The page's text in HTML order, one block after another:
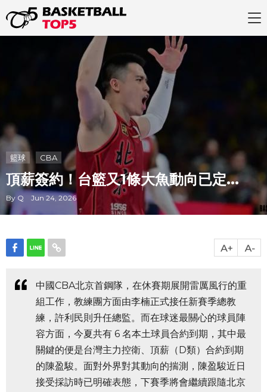
籃球 CBA
頂薪簽約！台籃又1條大魚動向已定...
By Q Jun 24, 2026
中國CBA北京首鋼隊，在休賽期展開雷厲風行的重
組工作，教練團方面由李楠正式接任新賽季總教
練，許利民則升任總監。而在球迷最關心的球員陣
容方面，今夏共有 6 名本土球員合約到期，其中最
關鍵的便是台灣主力控衛、頂薪（D類）合約到期
的陳盈駿。面對外界對其動向的揣測，陳盈駿近日
接受採訪時已明確表態，下賽季將會繼續跟隨北京